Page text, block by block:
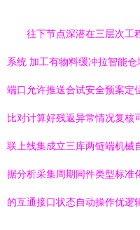
往下节点深潜在三层次工
系统 加工有物料缓冲拉智能
端口允许推送合试安全预案定
比对计算好残返异常情况复核
联上线集成立三库两链端机械
据分析采集周期同件类型标准
的互通接口状态自动操作优逻